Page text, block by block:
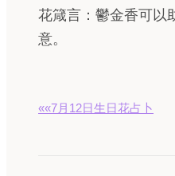
花箴言：鬱金香可以
意。
««7月12日生日花占卜